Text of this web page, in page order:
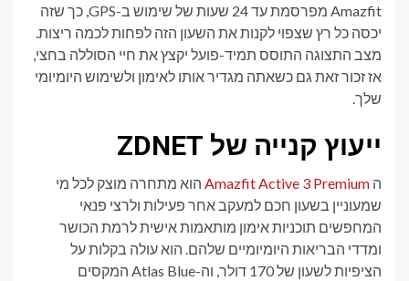
Amazfit מפרסמת עד 24 שעות של שימוש ב-GPS, כך שזה
יכסה כל רץ שצפוי לקנות את השעון הזה לפחות לכמה ריצות.
מצב התצוגה התוסס תמיד-פועל יקצץ את חיי הסוללה בחצי,
אז זכור זאת גם כשאתה מגדיר אותו לאימון ולשימוש היומיומי
שלך.
ייעוץ קנייה של ZDNET
ה Amazfit Active 3 Premium הוא מתחרה מוצק לכל מי
שמעוניין בשעון חכם למעקב אחר פעילות ולרצי פנאי
המחפשים תוכניות אימון מותאמות אישית לרמת הכושר
ומדדי הבריאות היומיומיים שלהם. הוא עולה בקלות על
הציפיות לשעון של 170 דולר, וה-Atlas Blue המקסים